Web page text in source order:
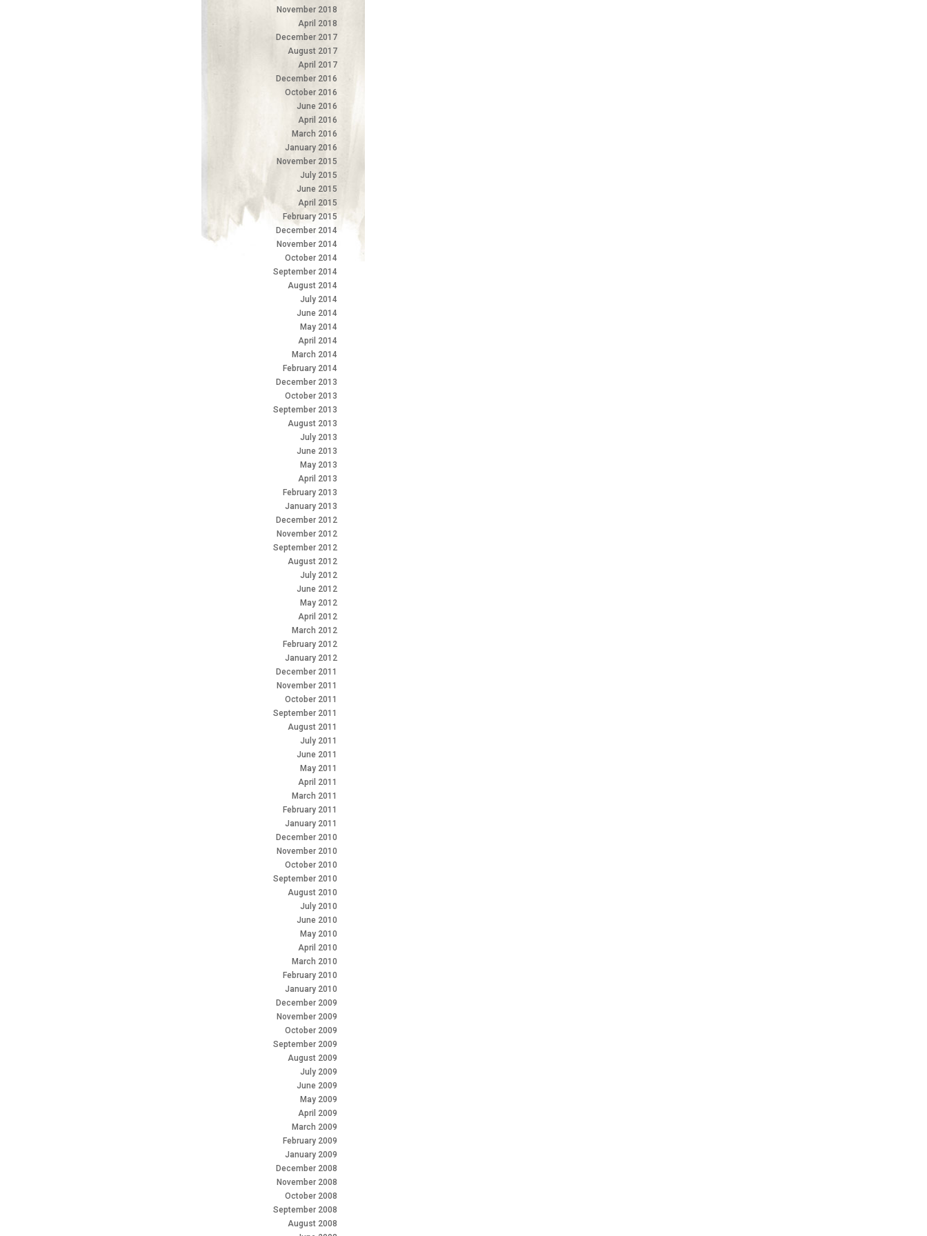
November 2018
April 2018
December 2017
August 2017
April 2017
December 2016
October 2016
June 2016
April 2016
March 2016
January 2016
November 2015
July 2015
June 2015
April 2015
February 2015
December 2014
November 2014
October 2014
September 2014
August 2014
July 2014
June 2014
May 2014
April 2014
March 2014
February 2014
December 2013
October 2013
September 2013
August 2013
July 2013
June 2013
May 2013
April 2013
February 2013
January 2013
December 2012
November 2012
September 2012
August 2012
July 2012
June 2012
May 2012
April 2012
March 2012
February 2012
January 2012
December 2011
November 2011
October 2011
September 2011
August 2011
July 2011
June 2011
May 2011
April 2011
March 2011
February 2011
January 2011
December 2010
November 2010
October 2010
September 2010
August 2010
July 2010
June 2010
May 2010
April 2010
March 2010
February 2010
January 2010
December 2009
November 2009
October 2009
September 2009
August 2009
July 2009
June 2009
May 2009
April 2009
March 2009
February 2009
January 2009
December 2008
November 2008
October 2008
September 2008
August 2008